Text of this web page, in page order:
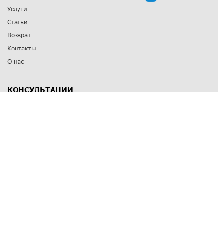
Услуги
Статьи
Возврат
Контакты
О нас
КОНСУЛЬТАЦИИ